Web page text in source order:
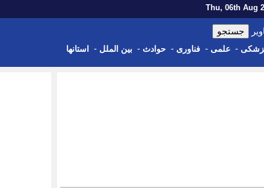
- علمی - فناوری - حوادث - بین الملل - استانها